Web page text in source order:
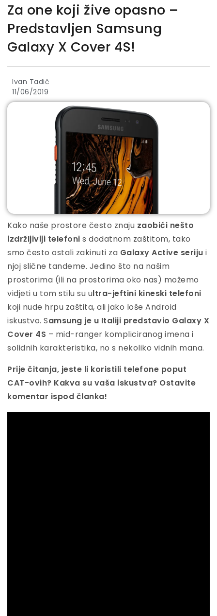
Za one koji žive opasno –
Predstavljen Samsung
Galaxy X Cover 4S!
Ivan Tadić
11/06/2019
Kako naše prostore često znaju zaobići nešto
izdržljiviji telefoni s dodatnom zaštitom, tako
smo često ostali zakinuti za Galaxy Active seriju i
njoj slične tandeme. Jedino što na našim
prostorima (ili na prostorima oko nas) možemo
vidjeti u tom stilu su ultra-jeftini kineski telefoni
koji nude hrpu zaštita, ali jako loše Android
iskustvo. Samsung je u Italiji predstavio Galaxy X
Cover 4S – mid-ranger kompliciranog imena i
solidnih karakteristika, no s nekoliko vidnih mana.
Prije čitanja, jeste li koristili telefone poput
CAT-ovih? Kakva su vaša iskustva? Ostavite
komentar ispod članka!